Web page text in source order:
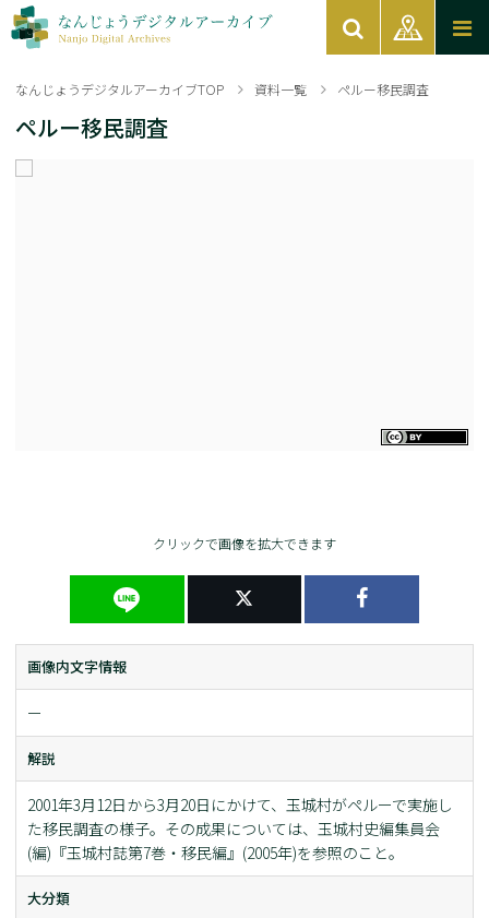
なんじょうデジタルアーカイブTOP 資料一覧 ペルー移民調査
ペルー移民調査
クリックで画像を拡大できます
画像内文字情報
ー
解説
2001年3月12日から3月20日にかけて、玉城村がペルーで実施し
た移民調査の様子。その成果については、玉城村史編集員会
(編)『玉城村誌第7巻・移民編』(2005年)を参照のこと。
大分類